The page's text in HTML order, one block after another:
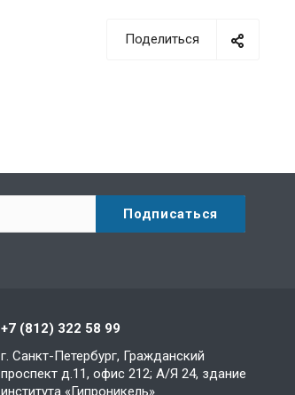
Поделиться
+7 (812) 322 58 99
г. Санкт-Петербург, Гражданский
проспект д.11, офис 212; А/Я 24, здание
института «Гипроникель»